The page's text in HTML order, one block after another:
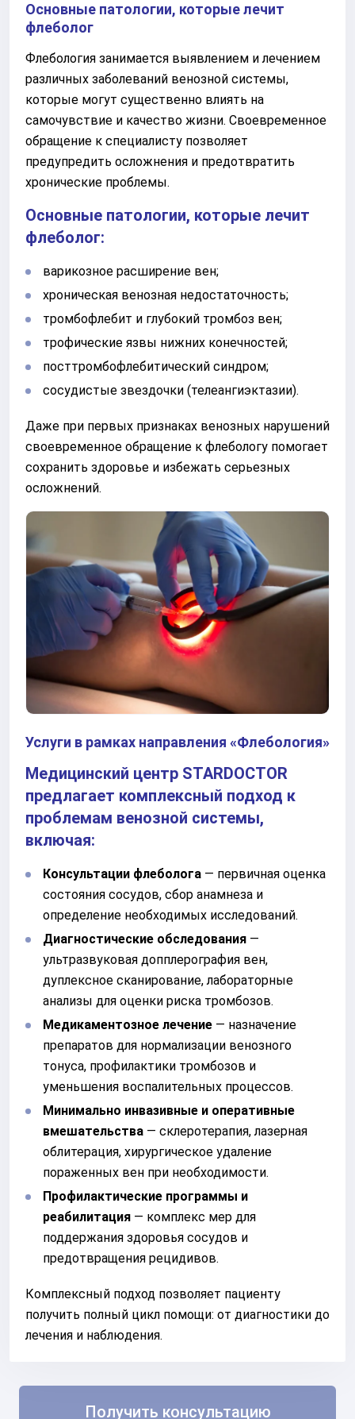
Основные патологии, которые лечит
флеболог
Флебология занимается выявлением и лечением
различных заболеваний венозной системы,
которые могут существенно влиять на
самочувствие и качество жизни. Своевременное
обращение к специалисту позволяет
предупредить осложнения и предотвратить
хронические проблемы.
Основные патологии, которые лечит
флеболог:
варикозное расширение вен;
хроническая венозная недостаточность;
тромбофлебит и глубокий тромбоз вен;
трофические язвы нижних конечностей;
посттромбофлебитический синдром;
сосудистые звездочки (телеангиэктазии).
Даже при первых признаках венозных нарушений
своевременное обращение к флебологу помогает
сохранить здоровье и избежать серьезных
осложнений.
Услуги в рамках направления «Флебология»
Медицинский центр STARDOCTOR
предлагает комплексный подход к
проблемам венозной системы,
включая:
Консультации флеболога — первичная оценка
состояния сосудов, сбор анамнеза и
определение необходимых исследований.
Диагностические обследования —
ультразвуковая допплерография вен,
дуплексное сканирование, лабораторные
анализы для оценки риска тромбозов.
Медикаментозное лечение — назначение
препаратов для нормализации венозного
тонуса, профилактики тромбозов и
уменьшения воспалительных процессов.
Минимально инвазивные и оперативные
вмешательства — склеротерапия, лазерная
облитерация, хирургическое удаление
пораженных вен при необходимости.
Профилактические программы и
реабилитация — комплекс мер для
поддержания здоровья сосудов и
предотвращения рецидивов.
Комплексный подход позволяет пациенту
получить полный цикл помощи: от диагностики до
лечения и наблюдения.
Получить консультацию